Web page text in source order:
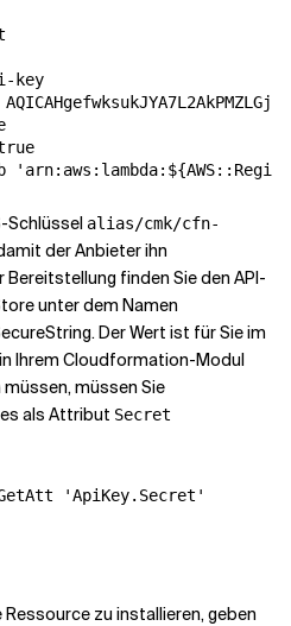
key
Schlüssel alias/cmk/cfn-
der Anbieter ihn
finden Sie den API-
unter dem Namen
Der Wert ist für Sie im
Ihrem Cloudformation-Modul
müssen Sie
als Attribut Secret
zu installieren, geben